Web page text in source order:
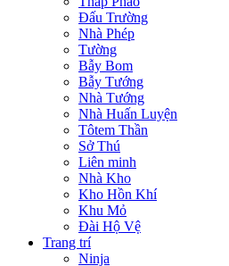
Đấu Trường
Nhà Phép
Tường
Bẫy Bom
Bẫy Tướng
Nhà Tướng
Nhà Huấn Luyện
Tôtem Thần
Sở Thú
Liên minh
Nhà Kho
Kho Hồn Khí
Khu Mỏ
Đài Hộ Vệ
Trang trí
Ninja